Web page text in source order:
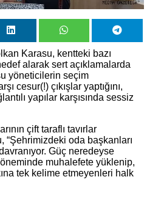
Karasu, kentteki bazı
alarak sert açıklamalarda
yöneticilerin seçim
cesur(!) çıkışlar yaptığını,
yapılar karşısında sessiz
çift taraflı tavırlar
oda başkanları
Güç neredeyse
muhalefete yüklenip,
tek kelime etmeyenleri halk